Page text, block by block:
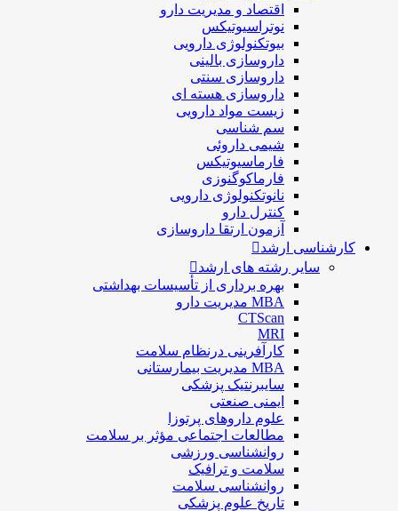
اقتصاد و مديريت دارو
نوتراسیوتیکس
بيوتكنولوژی دارویی
داروسازی بالينی
داروسازی سنتی
داروسازی هسته ای
زیست مواد دارویی
سم شناسی
شيمی داروئی
فارماسيوتيكس
فارماكوگنوزی
نانوتکنولوژی دارویی
كنترل دارو
آزمون ارتقا داروسازی
کارشناسی ارشد
سایر رشته های ارشد
بهره برداری از تأسیسات بهداشتی
MBA مدیریت دارو
CTScan
MRI
کارآفرینی درنظام سلامت
MBA مدیریت بیمارستانی
سایبرنتیک پزشکی
ایمنی صنعتی
علوم داروهای پرتوزا
مطالعات اجتماعی مؤثر بر سلامت
روانشناسی ورزشی
سلامت و ترافیک
روانشناسی سلامت
تاریخ علوم پزشکی